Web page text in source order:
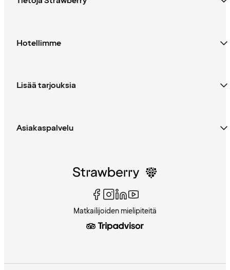
Hotellimme
Lisää tarjouksia
Asiakaspalvelu
Matkailijoiden mielipiteitä